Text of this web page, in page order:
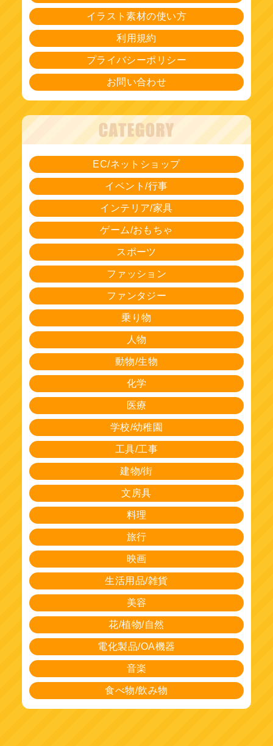
イラスト素材の使い方
利用規約
プライバシーポリシー
お問い合わせ
EC/ネットショップ
イベント/行事
インテリア/家具
ゲーム/おもちゃ
スポーツ
ファッション
ファンタジー
乗り物
人物
動物/生物
化学
医療
学校/幼稚園
工具/工事
建物/街
文房具
料理
旅行
映画
生活用品/雑貨
美容
花/植物/自然
電化製品/OA機器
音楽
食べ物/飲み物